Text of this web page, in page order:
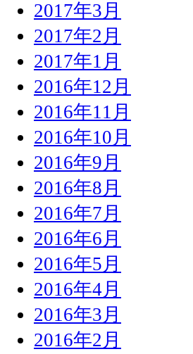
2017年3月
2017年2月
2017年1月
2016年12月
2016年11月
2016年10月
2016年9月
2016年8月
2016年7月
2016年6月
2016年5月
2016年4月
2016年3月
2016年2月